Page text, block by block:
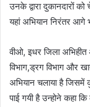
उनके द्वारा दुकानदारों
यहां अभियान निरंतर आगे
वीओ, इधर जिला
विभाग,ड्रग विभाग और
अभियान चलाया है जिसमें
पाई गयी है उन्होने कहा